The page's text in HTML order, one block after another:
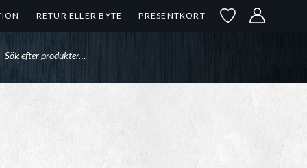
RETUR ELLER BYTE PRESENTKORT